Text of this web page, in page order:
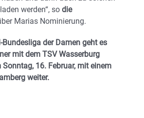
werden“, so die
Marias Nominierung.
Bundesliga der Damen geht es
mit dem TSV Wasserburg
16. Februar, mit einem
weiter.